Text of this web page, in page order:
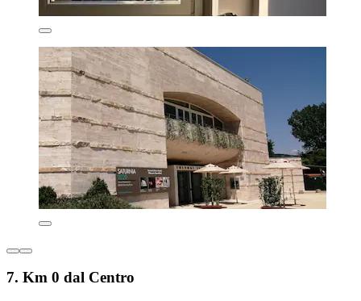
7. Km 0 dal Centro